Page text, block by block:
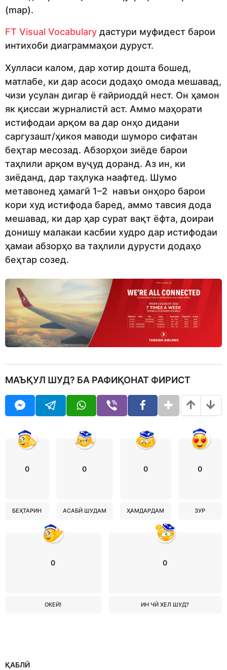
(map).
FT Visual Vocabulary дастури муфидест барои
интихоби диаграммаҳои дуруст.
Хулласи калом, дар хотир дошта бошед,
матлабе, ки дар асоси додаҳо омода мешавад,
чизи усулан дигар ё ғайриоддӣ нест. Он ҳамон
як қиссаи журналистӣ аст. Аммо маҳорати
истифодаи арқом ва дар онҳо дидани
саргузашт/ҳикоя маводи шуморо сифатан
беҳтар месозад. Абзорҳои зиёде барои
таҳлили арқом вуҷуд доранд. Аз ин, ки
зиёданд, дар таҳлука наафтед. Шумо
метавонед ҳамагӣ 1–2 навъи онҳоро барои
кори худ истифода баред, аммо тавсия дода
мешавад, ки дар ҳар сурат вақт ёфта, доираи
донишу малакаи касбии худро дар истифодаи
ҳамаи абзорҳо ва таҳлили дурусти додаҳо
беҳтар созед.
МАЪҚУЛ ШУД? БА РАФИҚОНАТ ФИРИСТ
0
БЕҲТАРИН
0
АСАБӢ ШУДАМ
0
ҲАМДАРДАМ
0
ЗУР
0
ОКЕЙ!
0
ИН ЧӢ ХЕЛ ШУД?
ҚАБЛӢ